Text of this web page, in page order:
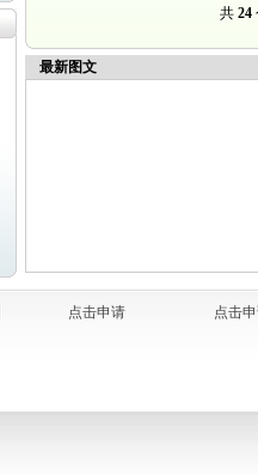
共 24
最新图文
点击申请 点击